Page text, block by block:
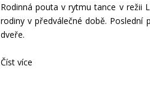
Rodinná pouta v rytmu tance v režii
rodiny v předválečné době. Poslední
dveře.
Číst více